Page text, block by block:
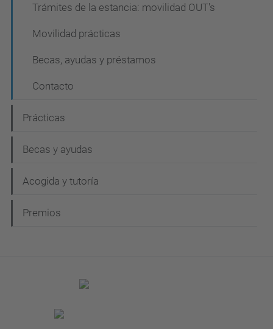
Trámites de la estancia: movilidad OUT's
Movilidad prácticas
Becas, ayudas y préstamos
Contacto
Prácticas
Becas y ayudas
Acogida y tutoría
Premios